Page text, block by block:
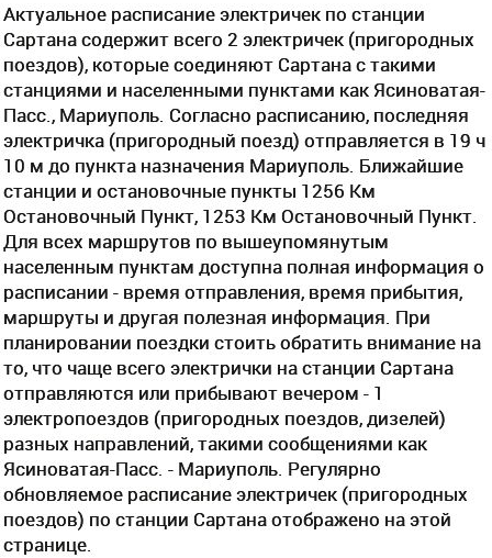
Актуальное расписание электричек по станции
Сартана содержит всего 2 электричек (пригородных
поездов), которые соединяют Сартана с такими
станциями и населенными пунктами как Ясиноватая-
Пасс., Мариуполь. Согласно расписанию, последняя
электричка (пригородный поезд) отправляется в 19 ч
10 м до пункта назначения Мариуполь. Ближайшие
станции и остановочные пункты 1256 Км
Остановочный Пункт, 1253 Км Остановочный Пункт.
Для всех маршрутов по вышеупомянутым
населенным пунктам доступна полная информация о
расписании - время отправления, время прибытия,
маршруты и другая полезная информация. При
планировании поездки стоить обратить внимание на
то, что чаще всего электрички на станции Сартана
отправляются или прибывают вечером - 1
электропоездов (пригородных поездов, дизелей)
разных направлений, такими сообщениями как
Ясиноватая-Пасс. - Мариуполь. Регулярно
обновляемое расписание электричек (пригородных
поездов) по станции Сартана отображено на этой
странице.